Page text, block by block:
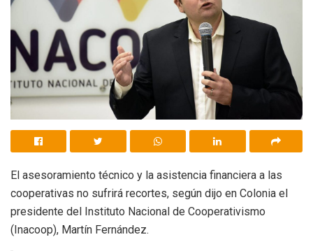
El asesoramiento técnico y la asistencia financiera a las
cooperativas no sufrirá recortes, según dijo en Colonia el
presidente del Instituto Nacional de Cooperativismo
(Inacoop), Martín Fernández.